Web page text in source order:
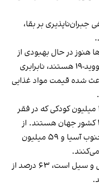
جبران‌ناپذیری بر بقا،
هنوز در حال بهبودی از
اثرات اجتماعی-اقتصادی همه‌گیری کووید-۱۹ هستند، نابرابری
شده قیمت مواد غذایی
بر اساس این گزارش، ۶۵ درصد از ۱۸۱ میلیون کودکی که در فقر
شدید غذایی زندگی می‌کنند، ساکن ۲۰ کشور جهان هستند. از
این آمار حدود ۶۴ میلیون کودک در جنوب آسیا و ۵۹ میلیون
در سومالی که درگیر جنگ، خشکسالی و سیل است، ۶۳ درصد از